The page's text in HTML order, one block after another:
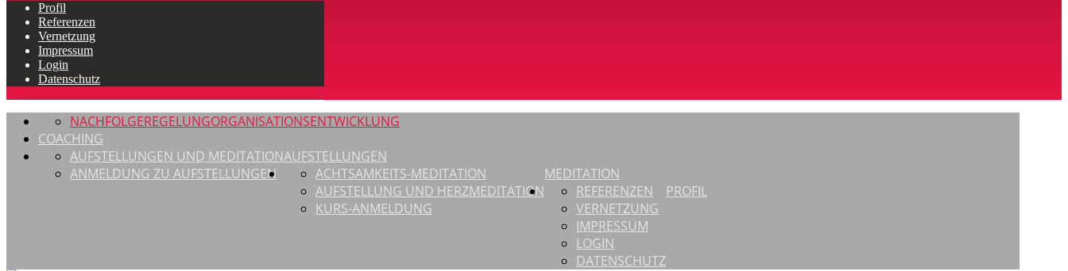
Profil
Referenzen
Vernetzung
Impressum
Login
Datenschutz
ORGANISATIONSENTWICKLUNG
NACHFOLGEREGELUNG
COACHING
AUFSTELLUNGEN
AUFSTELLUNGEN UND MEDITATION
ANMELDUNG ZU AUFSTELLUNGEN
MEDITATION
ACHTSAMKEITS-MEDITATION
AUFSTELLUNG UND HERZMEDITATION
KURS-ANMELDUNG
PROFIL
REFERENZEN
VERNETZUNG
IMPRESSUM
LOGIN
DATENSCHUTZ